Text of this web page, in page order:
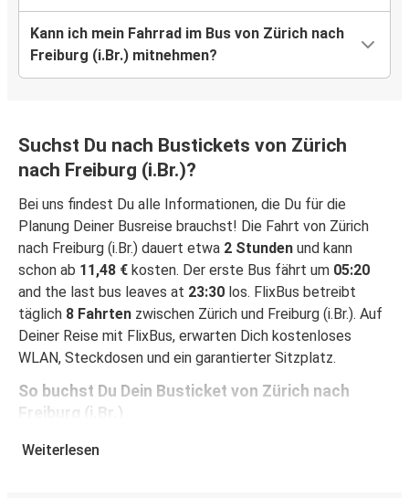
Kann ich mein Fahrrad im Bus von Zürich nach
Freiburg (i.Br.) mitnehmen?
Suchst Du nach Bustickets von Zürich
nach Freiburg (i.Br.)?
Bei uns findest Du alle Informationen, die Du für die
Planung Deiner Busreise brauchst! Die Fahrt von Zürich
nach Freiburg (i.Br.) dauert etwa 2 Stunden und kann
schon ab 11,48 € kosten. Der erste Bus fährt um 05:20
and the last bus leaves at 23:30 los. FlixBus betreibt
täglich 8 Fahrten zwischen Zürich und Freiburg (i.Br.). Auf
Deiner Reise mit FlixBus, erwarten Dich kostenloses
WLAN, Steckdosen und ein garantierter Sitzplatz.
So buchst Du Dein Busticket von Zürich nach
Freiburg (i.Br.)
Ein Ticket bei FlixBus zu buchen ist ganz einfach einfach:
Weiterlesen